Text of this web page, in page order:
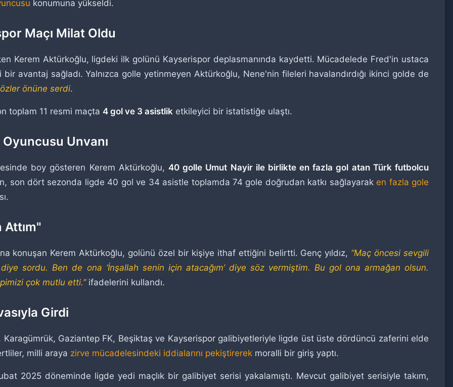
konumuna yükseldi.
Maçı Milat Oldu
Kerem Aktürkoğlu, ligdeki ilk golünü Kayserispor deplasmanında kaydetti. Mücadelede Fred'in ustaca
bir avantaj sağladı. Yalnızca golle yetinmeyen Aktürkoğlu, Nene'nin fileleri havalandırdığı ikinci golde de
önüne serdi.
toplam 11 resmi maçta 4 gol ve 3 asistlik etkileyici bir istatistiğe ulaştı.
Unvanı
boy gösteren Kerem Aktürkoğlu, 40 golle Umut Nayir ile birlikte en fazla gol atan Türk futbolcu
son dört sezonda ligde 40 gol ve 34 asistle toplamda 74 gole doğrudan katkı sağlayarak en fazla gole
konuşan Kerem Aktürkoğlu, golünü özel bir kişiye ithaf ettiğini belirtti. Genç yıldız, “Maç öncesi sevgili
sordu. Ben de ona ‘İnşallah senin için atacağım’ diye söz vermiştim. Bu gol ona armağan olsun.
çok mutlu etti.”ifadelerini kullandı.
Girdi
Gaziantep FK, Beşiktaş ve Kayserispor galibiyetleriyle ligde üst üste dördüncü zaferini elde
milli araya zirve mücadelesindeki iddialarını pekiştirerek moralli bir giriş yaptı.
2025 döneminde ligde yedi maçlık bir galibiyet serisi yakalamıştı. Mevcut galibiyet serisiyle takım,